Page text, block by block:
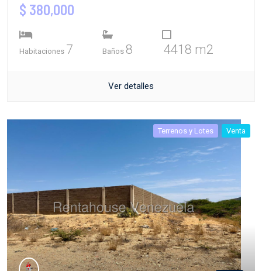
$ 380,000
Habitaciones 7 Baños 8 4418 m2
Ver detalles
Terrenos y Lotes Venta